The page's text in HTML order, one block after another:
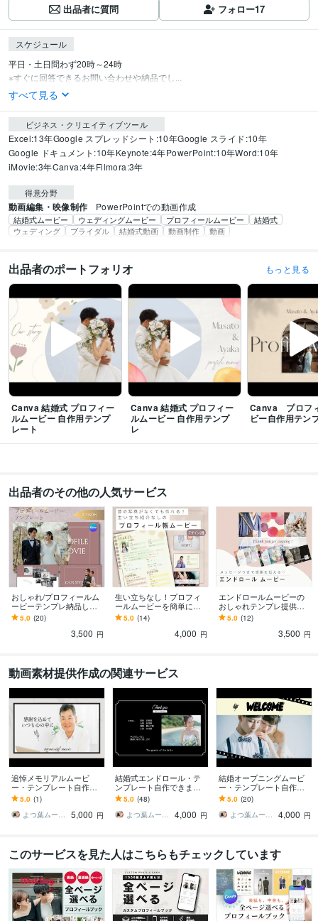
出品者に質問 フォロー17
スケジュール
平日・土日問わず20時～24時
※すぐに回答できるお問い合わせや納品でし...
すべて見る
ビジネス・クリエイティブツール
Excel:13年Google スプレッドシート:10年Google スライド:10年
Google ドキュメント:10年Keynote:4年PowerPoint:10年Word:10年
iMovie:3年Canva:4年Filmora:3年
得意分野
動画編集・映像制作 PowerPointでの動画作成
結婚式ムービー ウェディングムービー プロフィールムービー
結婚式
ウェディング
ブライダル 結婚式動画 動画制作 動画
出品者のポートフォリオ もっと見る
Canva 結婚式 プロフィー
ルムービー 自作用テンプ
レート
Canva 結婚式 プロフィー
ルムービー 自作用テンプ
レ
Canva プロフ
ビー自作用テン
出品者のその他の人気サービス
おしゃれ/プロフィールム
ービーテンプレ納品しま
す シンプルで上品なムー
ビーに。スマホOK！写真
と文字の挿入のみ
5.0 (20)
3,500 円
生い立ちなし！プロフィ
ールムービーを簡単に作
れます まるでプロフィー
ル帳！昔の写真がなくてO
K。ユニークな動画に
5.0 (14)
4,000 円
エンドロールムービーの
おしゃれテンプレ提供し
ます メッセージつきで感
動のラストに！パワポで
写真などを入れるだけ
5.0 (12)
3,500 円
動画素材提供作成の関連サービス
追悼メモリアルムービ
ー・テンプレート自作で
きます Canvaで作る故人
を偲ぶ、追悼スライドシ
ョーが簡単・手軽に
5.0 (1)
よつ葉ムービー
5,000 円
結婚式エンドロール・テ
ンプレート自作できます
パワポまたはCanvaで作
れる！デザインも2種類か
ら選べます
5.0 (48)
よつ葉ムービー
4,000 円
結婚オープニングムービ
ー・テンプレート自作で
きます パワポまたはCanv
aで作れる！デザインも3
種類から選べる！
5.0 (20)
よつ葉ムービー
4,000 円
このサービスを見た人はこちらもチェックしています